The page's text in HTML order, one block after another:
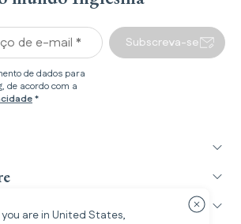
de e-mail *
de dados para
de acordo com a
*
Subscreva-se
are in United States, Fechar